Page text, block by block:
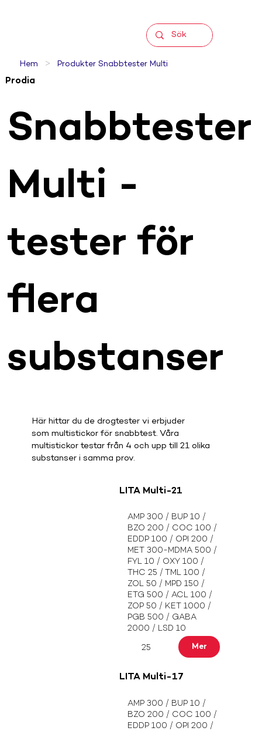
Hem > Produkter Snabbtester Multi
Snabbtester
Multi -
tester för
flera
substanser
Prodia
Här hittar du de drogtester vi erbjuder
som multistickor för snabbtest. Våra
multistickor testar från 4 och upp till 21 olika
substanser i samma prov.
LITA Multi-21
25
AMP 300 / BUP 10 /
BZO 200 / COC 100 /
EDDP 100 / OPI 200 /
MET 300-MDMA 500 /
FYL 10 / OXY 100 /
THC 25 / TML 100 /
ZOL 50 / MPD 150 /
ETG 500 / ACL 100 /
ZOP 50 / KET 1000 /
PGB 500 / GABA
2000 / LSD 10
Mer
LITA Multi-17
AMP 300 / BUP 10 /
BZO 200 / COC 100 /
EDDP 100 / OPI 200 /